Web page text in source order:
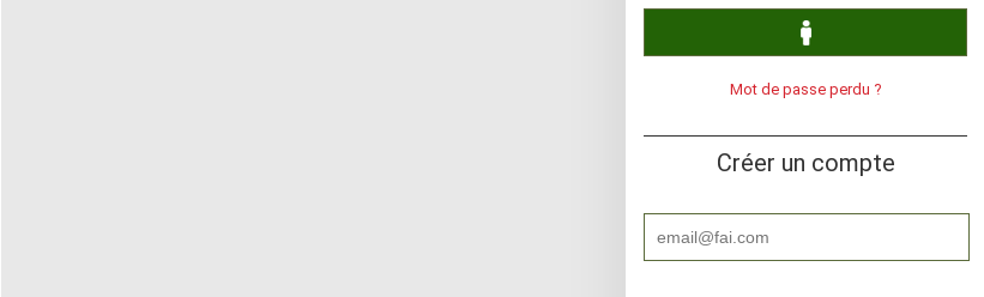
Mot de passe perdu ?
Créer un compte